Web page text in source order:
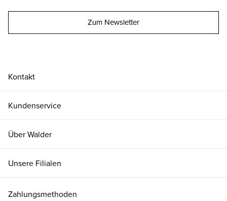
Kontakt
Kundenservice
Über Walder
Unsere Filialen
Zum Newsletter
Zahlungsmethoden